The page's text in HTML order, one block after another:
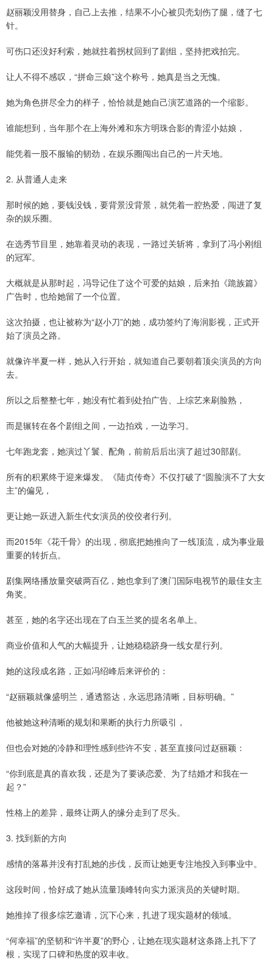
赵丽颖没用替身，自己上去推，结果不小心被贝壳划伤了腿，缝了七
针。
可伤口还没好利索，她就拄着拐杖回到了剧组，坚持把戏拍完。
让人不得不感叹，“拼命三娘”这个称号，她真是当之无愧。
她为角色拼尽全力的样子，恰恰就是她自己演艺道路的一个缩影。
谁能想到，当年那个在上海外滩和东方明珠合影的青涩小姑娘，
能凭着一股不服输的韧劲，在娱乐圈闯出自己的一片天地。
2. 从普通人走来
那时候的她，要钱没钱，要背景没背景，就凭着一腔热爱，闯进了复
杂的娱乐圈。
在选秀节目里，她靠着灵动的表现，一路过关斩将，拿到了冯小刚组
的冠军。
大概就是从那时起，冯导记住了这个可爱的姑娘，后来拍《跪族篇》
广告时，也给她留了一个位置。
这次拍摄，也让被称为“赵小刀”的她，成功签约了海润影视，正式开
始了演员之路。
就像许半夏一样，她从入行开始，就知道自己要朝着顶尖演员的方向
去。
所以之后整整七年，她没有忙着到处拍广告、上综艺来刷脸熟，
而是辗转在各个剧组之间，一边拍戏，一边学习。
七年跑龙套，她演过丫鬟、配角，前前后后出演了超过30部剧。
所有的积累终于迎来爆发。《陆贞传奇》不仅打破了“圆脸演不了大女
主”的偏见，
更让她一跃进入新生代女演员的佼佼者行列。
而2015年《花千骨》的出现，彻底把她推向了一线顶流，成为事业最
重要的转折点。
剧集网络播放量突破两百亿，她也拿到了澳门国际电视节的最佳女主
角奖。
甚至，她的名字还出现在了白玉兰奖的提名名单上。
商业价值和人气的大幅提升，让她稳稳跻身一线女星行列。
她的这段成名路，正如冯绍峰后来评价的：
“赵丽颖就像盛明兰，通透豁达，永远思路清晰，目标明确。”
他被她这种清晰的规划和果断的执行力所吸引，
但也会对她的冷静和理性感到些许不安，甚至直接问过赵丽颖：
“你到底是真的喜欢我，还是为了要谈恋爱、为了结婚才和我在一
起？”
性格上的差异，最终让两人的缘分走到了尽头。
3. 找到新的方向
感情的落幕并没有打乱她的步伐，反而让她更专注地投入到事业中。
这段时间，恰好成了她从流量顶峰转向实力派演员的关键时期。
她推掉了很多综艺邀请，沉下心来，扎进了现实题材的领域。
“何幸福”的坚韧和“许半夏”的野心，让她在现实题材这条路上扎下了
根，实现了口碑和热度的双丰收。